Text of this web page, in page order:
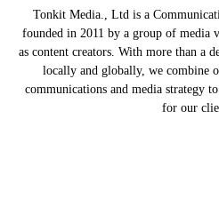
Tonkit Media., Ltd is a
founded in 2011 by a group of media
as content creators. With more than a
locally and globally, we combine
communications and media strategy
for our